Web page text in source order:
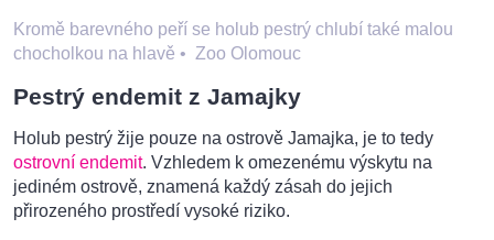
Kromě barevného peří se holub pestrý chlubí také malou
chocholkou na hlavě • Zoo Olomouc
Pestrý endemit z Jamajky
Holub pestrý žije pouze na ostrově Jamajka, je to tedy
ostrovní endemit. Vzhledem k omezenému výskytu na
jediném ostrově, znamená každý zásah do jejich
přirozeného prostředí vysoké riziko.